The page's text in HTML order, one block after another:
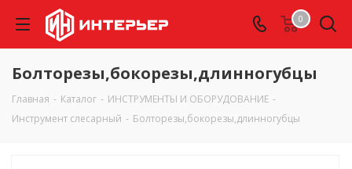
0
Болторезы,бокорезы,длинногубцы
Главная - Каталог - ИНСТРУМЕНТЫ И ОБОРУДОВАНИЕ -
Инструмент слесарный - Болторезы,бокорезы,длинногубцы